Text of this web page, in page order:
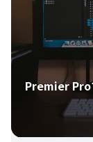
Premier Pro